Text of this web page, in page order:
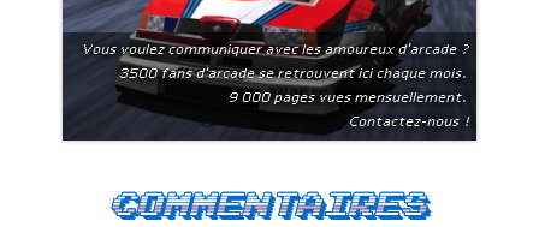
Vous voulez communiquer avec les amoureux d'arcade ?
3500 fans d'arcade se retrouvent ici chaque mois.
9 000 pages vues mensuellement.
Contactez-nous !
Commentaires